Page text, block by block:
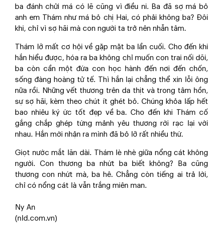
ba đánh chửi má có lẽ cũng vì điều ni. Ba đã sợ má bỏ
anh em Thám như má bỏ chị Hai, có phải không ba? Đôi
khi, chỉ vì sợ hãi mà con người ta trở nên nhẫn tâm.
Thám lỡ mất cơ hội về gặp mặt ba lần cuối. Cho đến khi
hắn hiểu được, hóa ra ba không chỉ muốn con trai nối dõi,
ba còn cần một đứa con học hành đến nơi đến chốn,
sống đàng hoàng tử tế. Thì hắn lại chẳng thể xin lỗi ông
nữa rồi. Những vết thương trên da thịt và trong tâm hồn,
sự sợ hãi, kèm theo chút ít ghét bỏ. Chúng khỏa lấp hết
bao nhiêu ký ức tốt đẹp về ba. Cho đến khi Thám cố
gắng chắp ghép từng mảnh yêu thương rời rạc lại với
nhau. Hắn mới nhận ra mình đã bỏ lỡ rất nhiều thứ.
Giọt nước mắt lăn dài. Thám lè nhè giữa nổng cát không
người. Con thương ba nhứt ba biết không? Ba cũng
thương con nhứt mà, ba hê. Chẳng còn tiếng ai trả lời,
chỉ có nổng cát là vẫn trắng miên man.
Ny An
(nld.com.vn)